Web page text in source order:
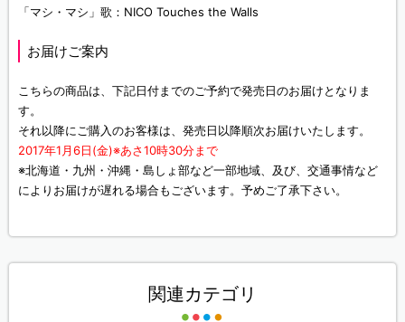
「マシ・マシ」歌：NICO Touches the Walls
お届けご案内
こちらの商品は、下記日付までのご予約で発売日のお届けとなりま
す。
それ以降にご購入のお客様は、発売日以降順次お届けいたします。
2017年1月6日(金)※あさ10時30分まで
※北海道・九州・沖縄・島しょ部など一部地域、及び、交通事情など
によりお届けが遅れる場合もございます。予めご了承下さい。
関連カテゴリ